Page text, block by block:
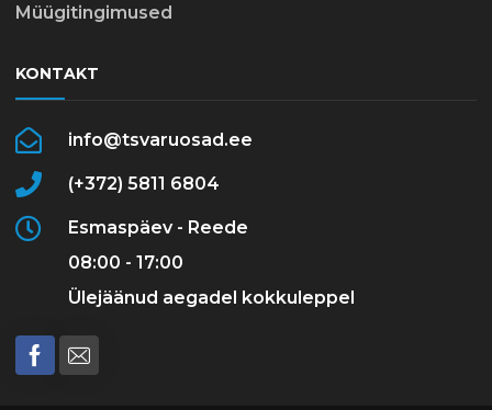
Müügitingimused
KONTAKT
info@tsvaruosad.ee
(+372) 5811 6804
Esmaspäev - Reede
08:00 - 17:00
Ülejäänud aegadel kokkuleppel